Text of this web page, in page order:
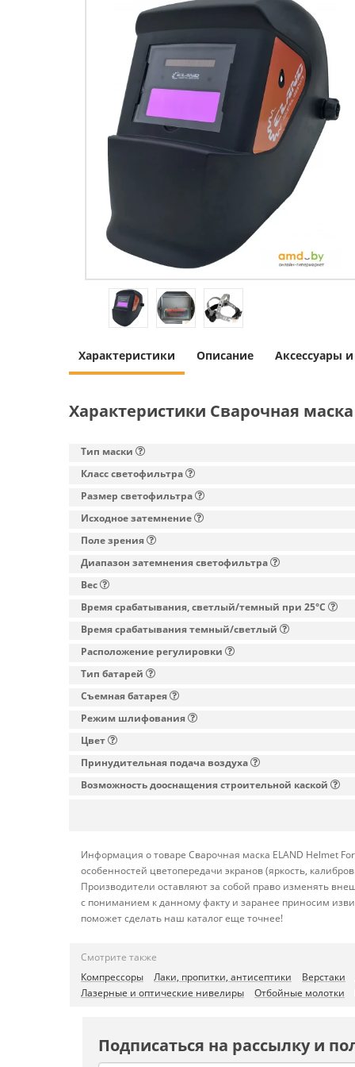
Характеристики Описание Аксессуары
Характеристики Сварочная
Тип маски
Класс светофильтра
Размер светофильтра
Исходное затемнение
Поле зрения
Диапазон затемнения светофильтра
Вес
Время срабатывания, светлый/темный при 25°C
Время срабатывания темный/светлый
Расположение регулировки
Тип батарей
Съемная батарея
Режим шлифования
Цвет
Принудительная подача воздуха
Возможность дооснащения строительной каской
Информация о товаре Сварочная маска ELAND Helmet
особенностей цветопередачи экранов (яркость,
Производители оставляют за собой право изменять
с пониманием к данному факту и заранее приносим
поможет сделать наш каталог еще точнее!
Смотрите также
Компрессоры
Лаки, пропитки, антисептики Верстаки
Лазерные и оптические нивелиры
Отбойные молотки
Подписаться на рассылку и